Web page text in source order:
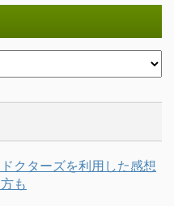
ドクターズを利用した感想
も